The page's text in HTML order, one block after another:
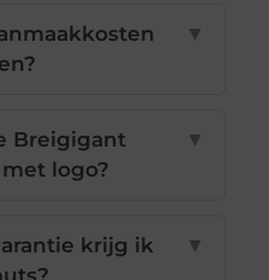
▼
Breigigant
logo?
▼
krijg ik
▼